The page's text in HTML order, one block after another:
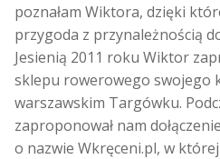
poznałam Wiktora, dzięki
przygoda z przynależnością
Jesienią 2011 roku Wiktor
sklepu rowerowego swojego
warszawskim Targówku.
zaproponował nam
o nazwie Wkręceni.pl, w